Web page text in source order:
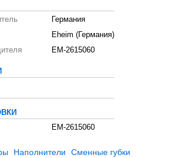
Германия
Eheim (Германия)
EM-2615060
EM-2615060
Наполнители Сменные губки